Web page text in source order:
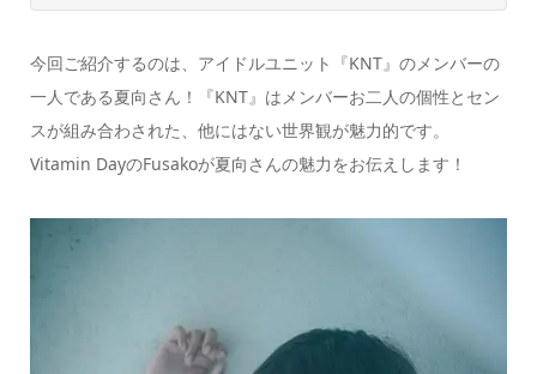
今回ご紹介するのは、アイドルユニット『KNT』のメンバーの
一人である夏向さん！『KNT』はメンバーお二人の個性とセン
スが組み合わされた、他にはない世界観が魅力的です。
Vitamin DayのFusakoが夏向さんの魅力をお伝えします！